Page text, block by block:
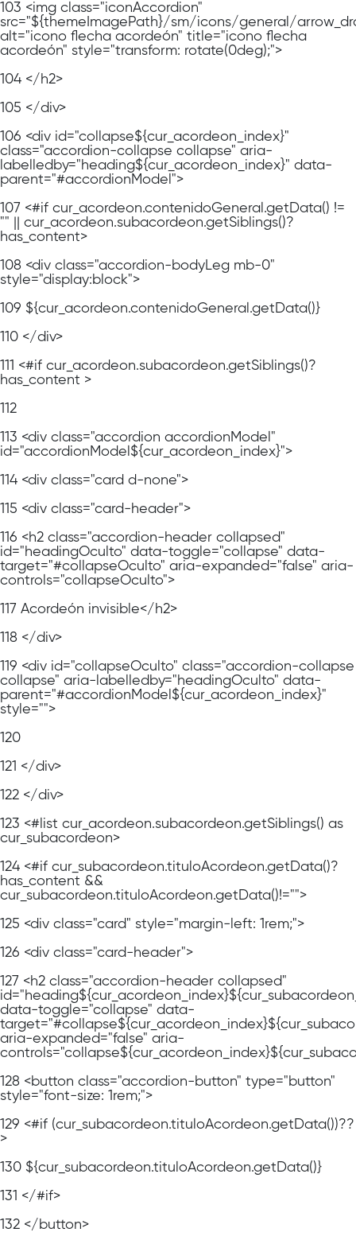
103 <img class="iconAccordion"
src="${themeImagePath}/sm/icons/general/
alt="icono flecha acordeón" title="icono flecha
acordeón" style="transform: rotate(0deg);">
104 </h2>
105 </div>
106 <div id="collapse${cur_acordeon_index}"
class="accordion-collapse collapse" aria-
labelledby="heading${cur_acordeon_index}" data-
parent="#accordionModel">
107 <#if cur_acordeon.contenidoGeneral.getData() !=
"" || cur_acordeon.subacordeon.getSiblings()?
has_content>
108 <div class="accordion-bodyLeg mb-0"
style="display:block">
109 ${cur_acordeon.contenidoGeneral.getData()}
110 </div>
111 <#if cur_acordeon.subacordeon.getSiblings()?
has_content >
112
113 <div class="accordion accordionModel"
id="accordionModel${cur_acordeon_index}">
114 <div class="card d-none">
115 <div class="card-header">
116 <h2 class="accordion-header collapsed"
id="headingOculto" data-toggle="collapse" data-
target="#collapseOculto" aria-expanded="false" aria-
controls="collapseOculto">
117 Acordeón invisible</h2>
118 </div>
119 <div id="collapseOculto" class="accordion-collapse
collapse" aria-labelledby="headingOculto" data-
parent="#accordionModel${cur_acordeon_index}"
style="">
120
121 </div>
122 </div>
123 <#list cur_acordeon.subacordeon.getSiblings() as
cur_subacordeon>
124 <#if cur_subacordeon.tituloAcordeon.getData()?
has_content &&
cur_subacordeon.tituloAcordeon.getData()!="">
125 <div class="card" style="margin-left: 1rem;">
126 <div class="card-header">
127 <h2 class="accordion-header collapsed"
data-toggle="collapse" data-
aria-expanded="false" aria-
128 <button class="accordion-button" type="button"
style="font-size: 1rem;">
129 <#if (cur_subacordeon.tituloAcordeon.getData())??
>
130 ${cur_subacordeon.tituloAcordeon.getData()}
131 </#if>
132 </button>